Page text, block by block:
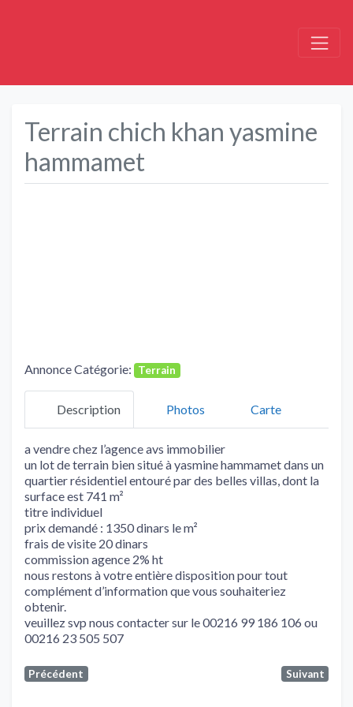
Terrain chich khan yasmine
hammamet
Annonce Catégorie: Terrain
Description Photos Carte
a vendre chez l’agence avs immobilier
un lot de terrain bien situé à yasmine hammamet dans un
quartier résidentiel entouré par des belles villas, dont la
surface est 741 m²
titre individuel
prix demandé : 1350 dinars le m²
frais de visite 20 dinars
commission agence 2% ht
nous restons à votre entière disposition pour tout
complément d’information que vous souhaiteriez
obtenir.
veuillez svp nous contacter sur le 00216 99 186 106 ou
00216 23 505 507
Précédent Suivant